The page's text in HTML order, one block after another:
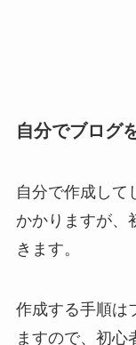
自分でブログ
自分で作成して
かかりますが、
きます。
作成する手順は
ますので、初心